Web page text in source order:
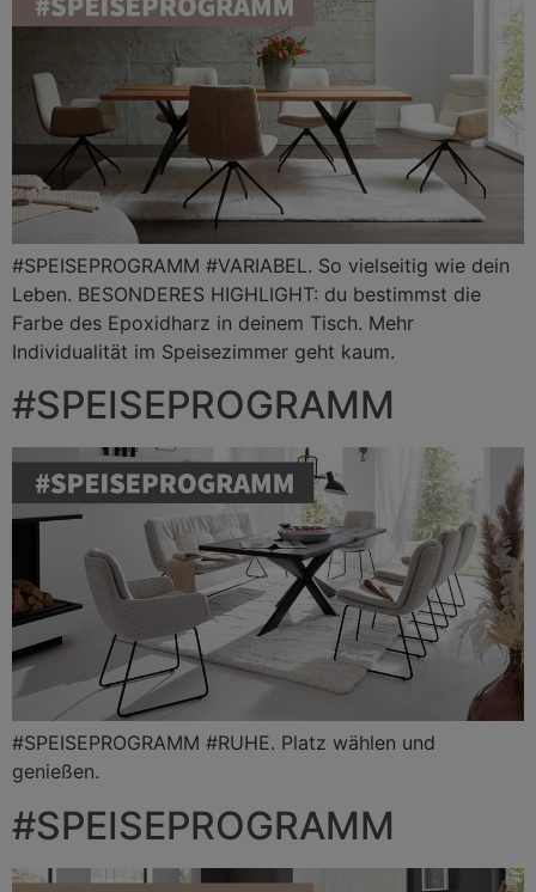
#SPEISEPROGRAMM #VARIABEL. So vielseitig wie dein
Leben. BESONDERES HIGHLIGHT: du bestimmst die
Farbe des Epoxidharz in deinem Tisch. Mehr
Individualität im Speisezimmer geht kaum.
#SPEISEPROGRAMM
#SPEISEPROGRAMM #RUHE. Platz wählen und
genießen.
#SPEISEPROGRAMM